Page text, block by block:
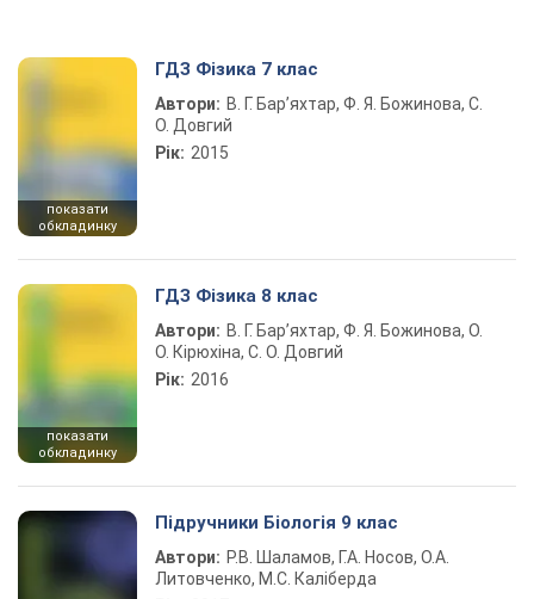
показати
обкладинку
ГДЗ Фізика 7 клас
Автори: В. Г. Бар’яхтар, Ф. Я. Божинова, С.
О. Довгий
Рік: 2015
показати
обкладинку
ГДЗ Фізика 8 клас
Автори: В. Г. Бар’яхтар, Ф. Я. Божинова, О.
О. Кірюхіна, С. О. Довгий
Рік: 2016
Підручники Біологія 9 клас
Автори: Р.В. Шаламов, Г.А. Носов, О.А.
Литовченко, М.С. Каліберда